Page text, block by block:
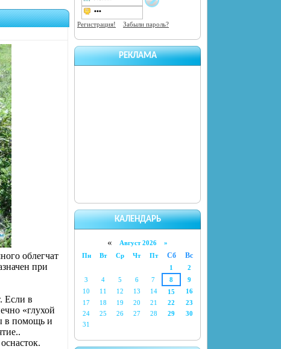
Регистрация! Забыли пароль?
РЕКЛАМА
КАЛЕНДАРЬ
« Август 2026 »
Пн
Вт Ср Чт Пт Сб Вс
1
2
3
4 5 6 7 8
9
10
11 12 13 14 15
16
17
18 19 20 21 22
23
24
25 26 27 28 29
30
31
облегчат
при
Если в
«глухой
в помощь и